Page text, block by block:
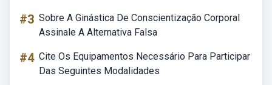
#3 Sobre A Ginástica De Conscientização Corporal
Assinale A Alternativa Falsa
#4 Cite Os Equipamentos Necessário Para Participar
Das Seguintes Modalidades